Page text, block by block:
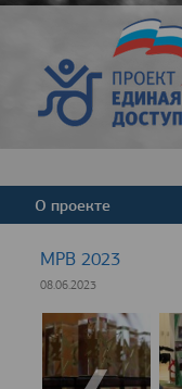
О проекте
МРВ 2023
08.06.2023